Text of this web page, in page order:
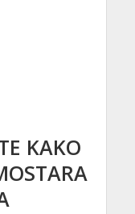
KAKO